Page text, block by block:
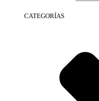
CATEGORÍAS